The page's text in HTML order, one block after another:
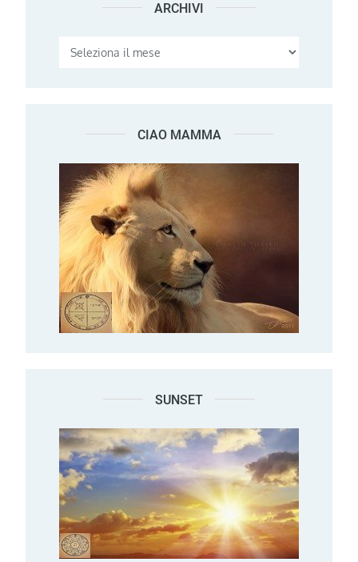
ARCHIVI Archivi
CIAO MAMMA
SUNSET